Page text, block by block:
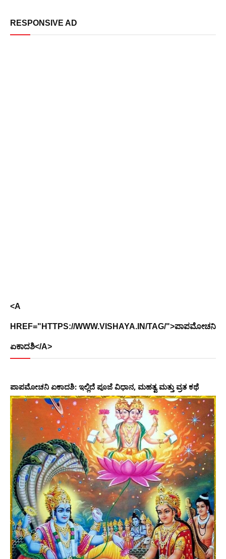
RESPONSIVE AD
<A
HREF="HTTPS://WWW.VISHAYA.IN/TAG/">ಪಾಪಮೋಚನಿ
ಏಕಾದಶಿ</A>
ಪಾಪಮೋಚನಿ ಏಕಾದಶಿ: ಇಲ್ಲಿದೆ ಪೂಜೆ ವಿಧಾನ, ಮಹತ್ವ ಮತ್ತು ವ್ರತ ಕಥೆ